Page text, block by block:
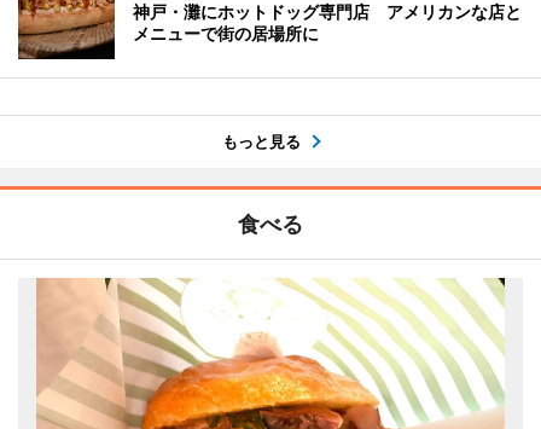
神戸・灘にホットドッグ専門店 アメリカンな店と
メニューで街の居場所に
もっと見る
食べる